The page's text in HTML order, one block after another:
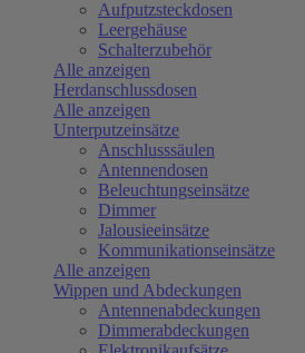
Aufputzsteckdosen
Leergehäuse
Schalterzubehör
Alle anzeigen
Herdanschlussdosen
Alle anzeigen
Unterputzeinsätze
Anschlusssäulen
Antennendosen
Beleuchtungseinsätze
Dimmer
Jalousieeinsätze
Kommunikationseinsätze
Alle anzeigen
Wippen und Abdeckungen
Antennenabdeckungen
Dimmerabdeckungen